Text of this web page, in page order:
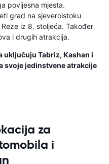
povijesna mjesta.
grad na sjeveroistoku
iz 8. stoljeća. Također
i drugih atrakcija.
uključuju Tabriz, Kashan i
svoje jedinstvene atrakcije
za
i